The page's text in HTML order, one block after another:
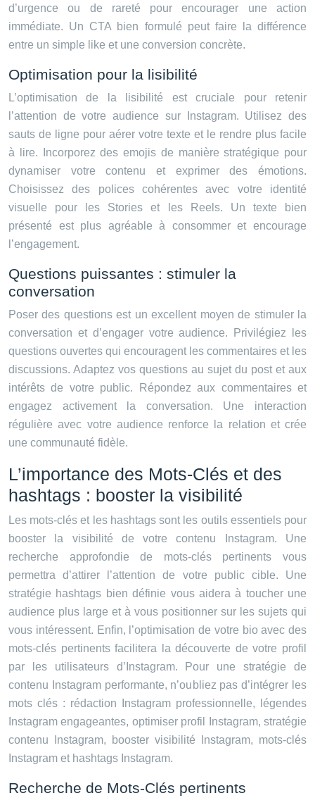
d’urgence ou de rareté pour encourager une action
immédiate. Un CTA bien formulé peut faire la différence
entre un simple like et une conversion concrète.
Optimisation pour la lisibilité
L’optimisation de la lisibilité est cruciale pour retenir
l’attention de votre audience sur Instagram. Utilisez des
sauts de ligne pour aérer votre texte et le rendre plus facile
à lire. Incorporez des emojis de manière stratégique pour
dynamiser votre contenu et exprimer des émotions.
Choisissez des polices cohérentes avec votre identité
visuelle pour les Stories et les Reels. Un texte bien
présenté est plus agréable à consommer et encourage
l’engagement.
Questions puissantes : stimuler la
conversation
Poser des questions est un excellent moyen de stimuler la
conversation et d’engager votre audience. Privilégiez les
questions ouvertes qui encouragent les commentaires et les
discussions. Adaptez vos questions au sujet du post et aux
intérêts de votre public. Répondez aux commentaires et
engagez activement la conversation. Une interaction
régulière avec votre audience renforce la relation et crée
une communauté fidèle.
L’importance des Mots-Clés et des
hashtags : booster la visibilité
Les mots-clés et les hashtags sont les outils essentiels pour
booster la visibilité de votre contenu Instagram. Une
recherche approfondie de mots-clés pertinents vous
permettra d’attirer l’attention de votre public cible. Une
stratégie hashtags bien définie vous aidera à toucher une
audience plus large et à vous positionner sur les sujets qui
vous intéressent. Enfin, l’optimisation de votre bio avec des
mots-clés pertinents facilitera la découverte de votre profil
par les utilisateurs d’Instagram. Pour une stratégie de
contenu Instagram performante, n’oubliez pas d’intégrer les
mots clés : rédaction Instagram professionnelle, légendes
Instagram engageantes, optimiser profil Instagram, stratégie
contenu Instagram, booster visibilité Instagram, mots-clés
Instagram et hashtags Instagram.
Recherche de Mots-Clés pertinents